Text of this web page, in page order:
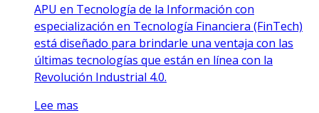
APU en Tecnología de la Información con
especialización en Tecnología Financiera (FinTech)
está diseñado para brindarle una ventaja con las
últimas tecnologías que están en línea con la
Revolución Industrial 4.0.
Lee mas